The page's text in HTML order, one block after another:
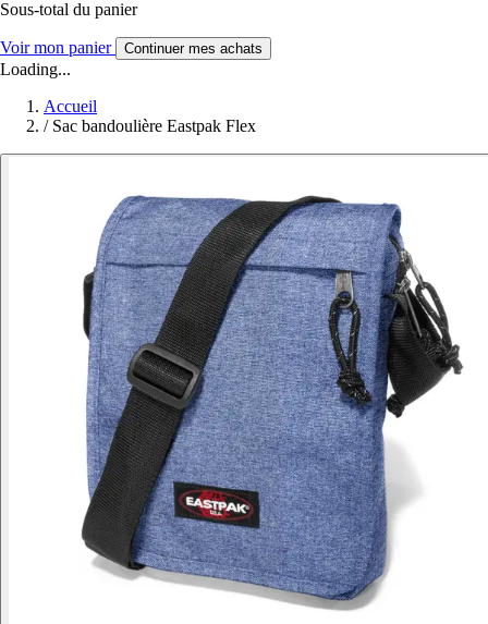
Sous-total du panier
Voir mon panier Continuer mes achats
Loading...
Accueil
/ Sac bandoulière Eastpak Flex